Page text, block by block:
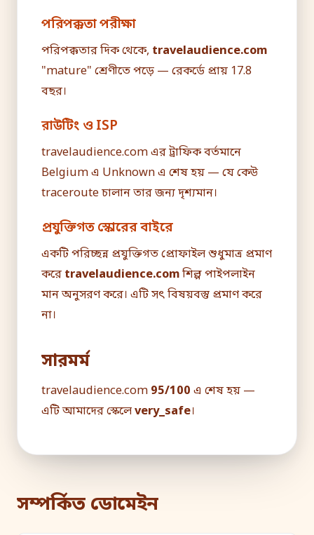
পরিপক্কতা পরীক্ষা
পরিপক্কতার দিক থেকে, travelaudience.com
"mature" শ্রেণীতে পড়ে — রেকর্ডে প্রায় 17.8
বছর।
রাউটিং ও ISP
travelaudience.com এর ট্রাফিক বর্তমানে
Belgium এ Unknown এ শেষ হয় — যে কেউ
traceroute চালান তার জন্য দৃশ্যমান।
প্রযুক্তিগত স্কোরের বাইরে
একটি পরিচ্ছন্ন প্রযুক্তিগত প্রোফাইল শুধুমাত্র প্রমাণ
করে travelaudience.comশিল্প পাইপলাইন
মান অনুসরণ করে। এটি সৎ বিষয়বস্তু প্রমাণ করে
না।
সারমর্ম
travelaudience.com 95/100 এ শেষ হয় —
এটি আমাদের স্কেলেvery_safe।
সম্পর্কিত ডোমেইন